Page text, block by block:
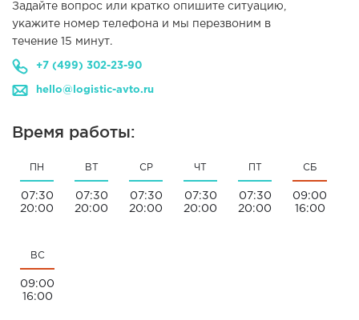
Задайте вопрос или кратко опишите ситуацию,
укажите номер телефона и мы перезвоним в
течение 15 минут.
+7 (499) 302-23-90
hello@logistic-avto.ru
Время работы:
ПН
07:30
20:00
ВТ
07:30
20:00
СР
07:30
20:00
ЧТ
07:30
20:00
07:30
20:00
СБ
09:00
16:00
ВС
09:00
16:00